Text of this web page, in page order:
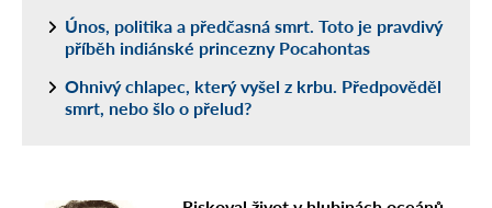
Únos, politika a předčasná smrt. Toto je pravdivý
příběh indiánské princezny Pocahontas
Ohnivý chlapec, který vyšel z krbu. Předpověděl
smrt, nebo šlo o přelud?